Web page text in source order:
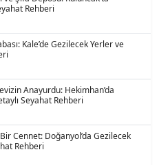
Rehberi
Kale’de Gezilecek Yerler ve
Anayurdu: Hekimhan’da
Seyahat Rehberi
Bir Cennet: Doğanyol’da Gezilecek
Rehberi